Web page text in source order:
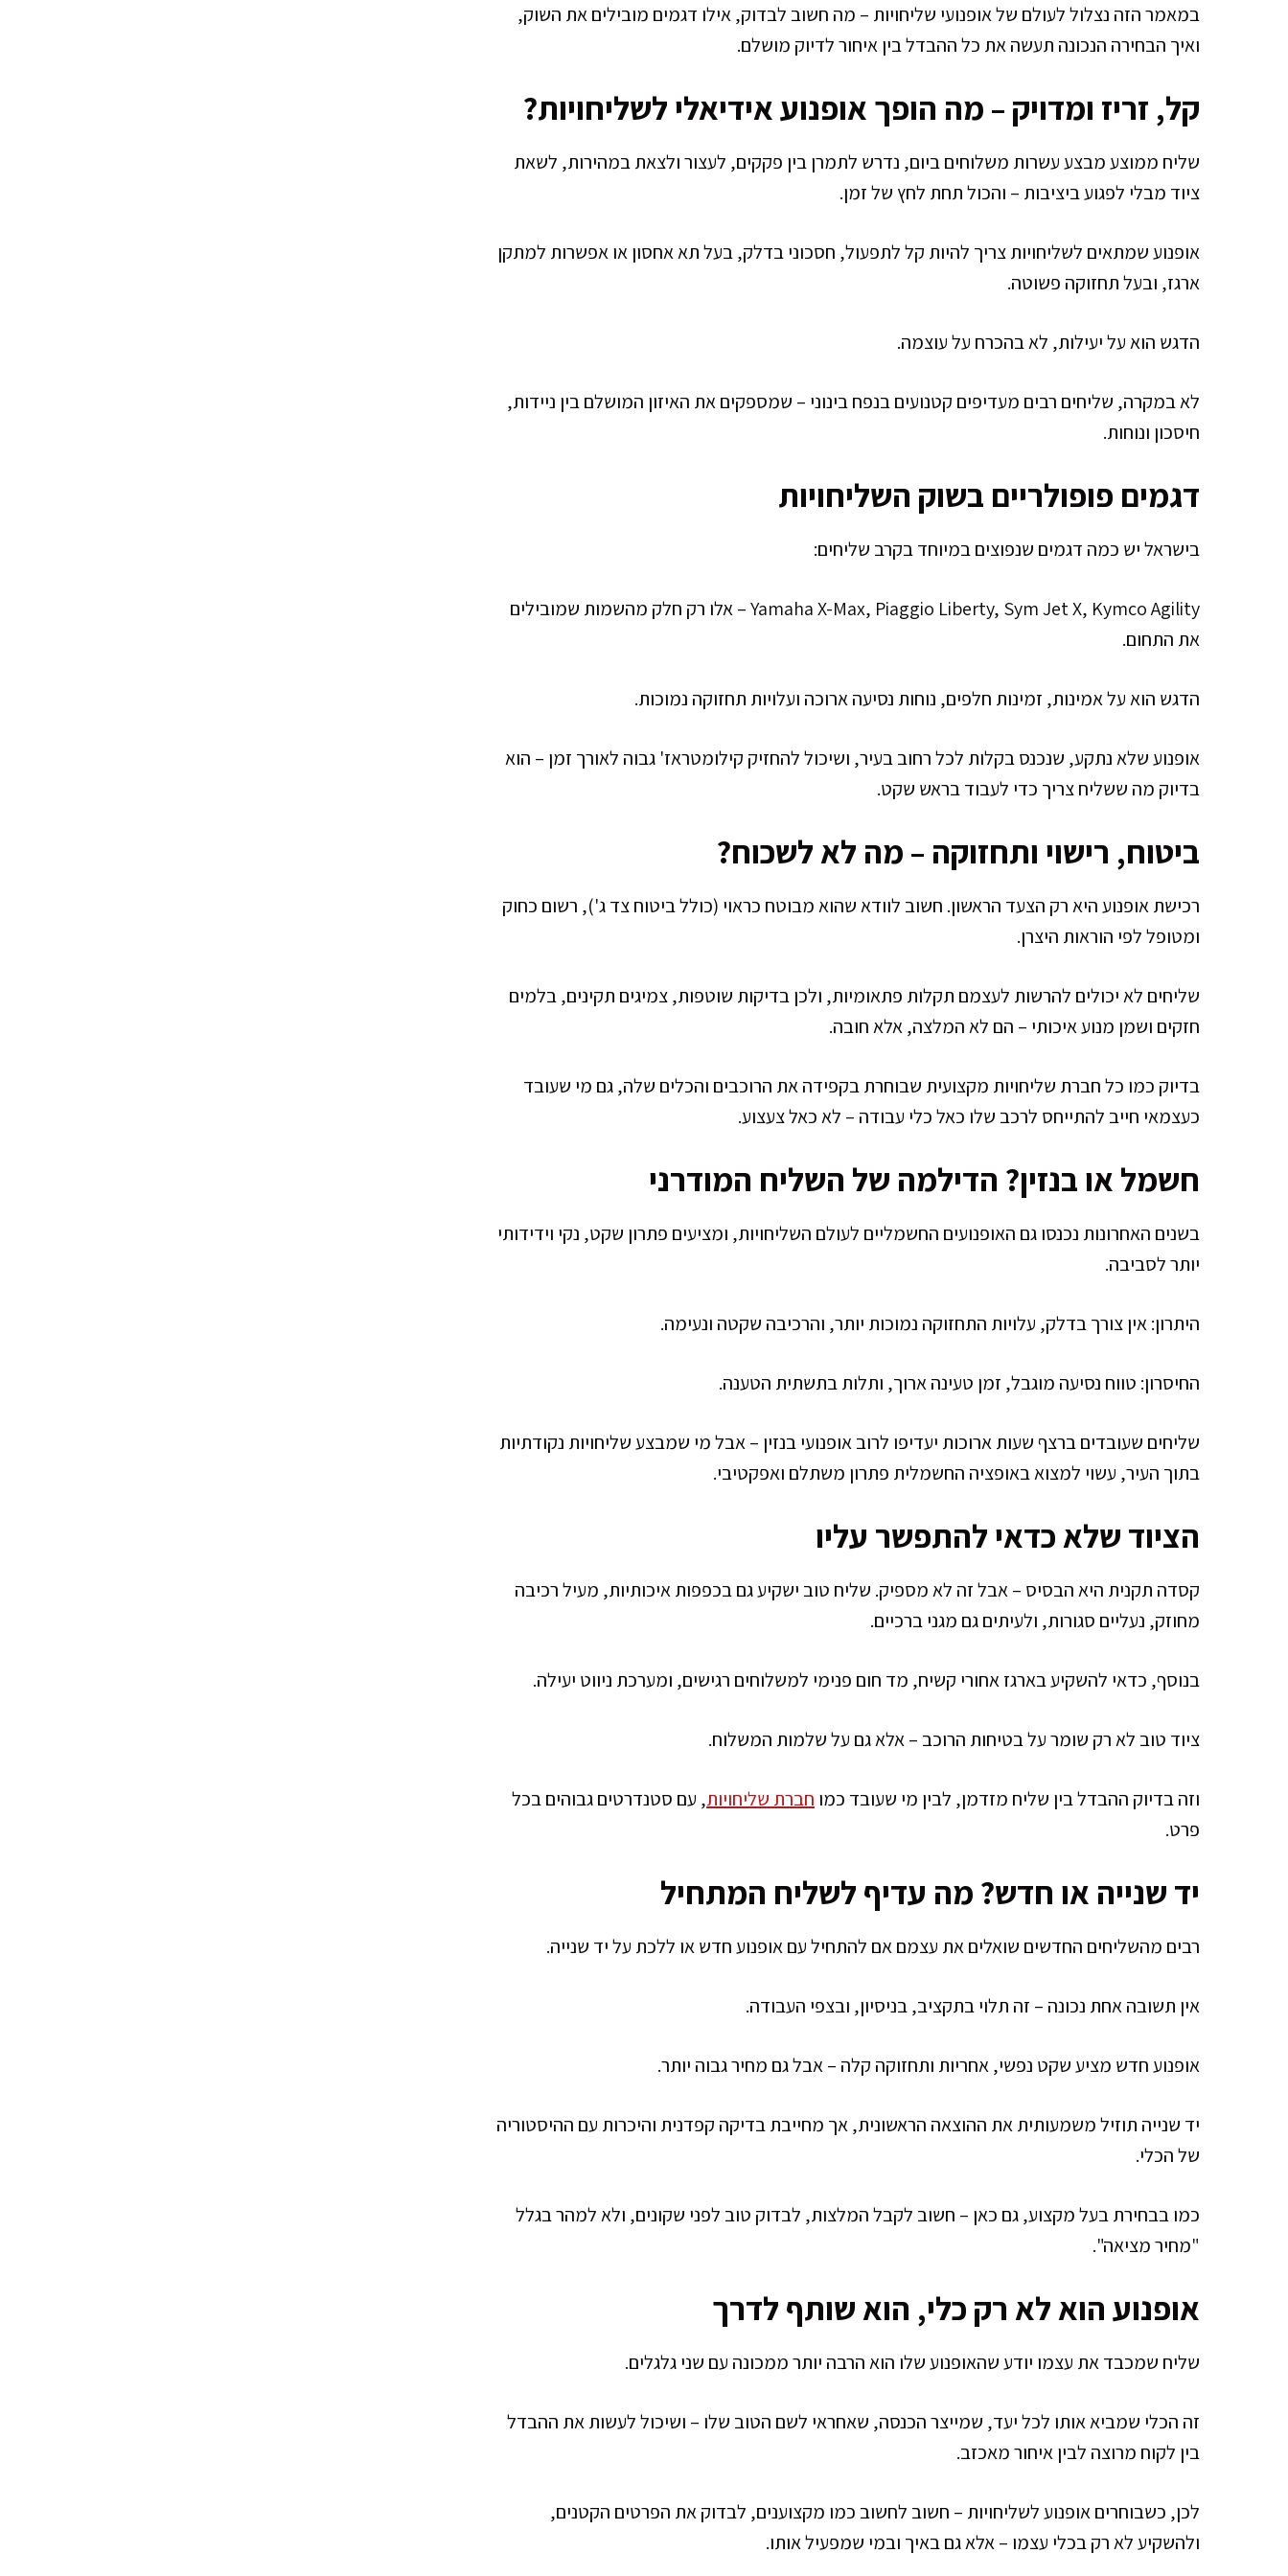
במאמר הזה נצלול לעולם של אופנועי שליחויות – מה חשוב לבדוק, אילו דגמים מובילים את השוק,
ואיך הבחירה הנכונה תעשה את כל ההבדל בין איחור לדיוק מושלם.
קל, זריז ומדויק – מה הופך אופנוע אידיאלי לשליחויות?
שליח ממוצע מבצע עשרות משלוחים ביום, נדרש לתמרן בין פקקים, לעצור ולצאת במהירות, לשאת
ציוד מבלי לפגוע ביציבות – והכול תחת לחץ של זמן.
אופנוע שמתאים לשליחויות צריך להיות קל לתפעול, חסכוני בדלק, בעל תא אחסון או אפשרות למתקן
ארגז, ובעל תחזוקה פשוטה.
הדגש הוא על יעילות, לא בהכרח על עוצמה.
לא במקרה, שליחים רבים מעדיפים קטנועים בנפח בינוני – שמספקים את האיזון המושלם בין ניידות,
חיסכון ונוחות.
דגמים פופולריים בשוק השליחויות
בישראל יש כמה דגמים שנפוצים במיוחד בקרב שליחים:
Yamaha X-Max, Piaggio Liberty, Sym Jet X, Kymco Agility – אלו רק חלק מהשמות שמובילים
את התחום.
הדגש הוא על אמינות, זמינות חלפים, נוחות נסיעה ארוכה ועלויות תחזוקה נמוכות.
אופנוע שלא נתקע, שנכנס בקלות לכל רחוב בעיר, ושיכול להחזיק קילומטראז' גבוה לאורך זמן – הוא
בדיוק מה ששליח צריך כדי לעבוד בראש שקט.
ביטוח, רישוי ותחזוקה – מה לא לשכוח?
רכישת אופנוע היא רק הצעד הראשון. חשוב לוודא שהוא מבוטח כראוי (כולל ביטוח צד ג'), רשום כחוק
ומטופל לפי הוראות היצרן.
שליחים לא יכולים להרשות לעצמם תקלות פתאומיות, ולכן בדיקות שוטפות, צמיגים תקינים, בלמים
חזקים ושמן מנוע איכותי – הם לא המלצה, אלא חובה.
בדיוק כמו כל חברת שליחויות מקצועית שבוחרת בקפידה את הרוכבים והכלים שלה, גם מי שעובד
כעצמאי חייב להתייחס לרכב שלו כאל כלי עבודה – לא כאל צעצוע.
חשמל או בנזין? הדילמה של השליח המודרני
בשנים האחרונות נכנסו גם האופנועים החשמליים לעולם השליחויות, ומציעים פתרון שקט, נקי וידידותי
יותר לסביבה.
היתרון: אין צורך בדלק, עלויות התחזוקה נמוכות יותר, והרכיבה שקטה ונעימה.
החיסרון: טווח נסיעה מוגבל, זמן טעינה ארוך, ותלות בתשתית הטענה.
שליחים שעובדים ברצף שעות ארוכות יעדיפו לרוב אופנועי בנזין – אבל מי שמבצע שליחויות נקודתיות
בתוך העיר, עשוי למצוא באופציה החשמלית פתרון משתלם ואפקטיבי.
הציוד שלא כדאי להתפשר עליו
קסדה תקנית היא הבסיס – אבל זה לא מספיק. שליח טוב ישקיע גם בכפפות איכותיות, מעיל רכיבה
מחוזק, נעליים סגורות, ולעיתים גם מגני ברכיים.
בנוסף, כדאי להשקיע בארגז אחורי קשיח, מד חום פנימי למשלוחים רגישים, ומערכת ניווט יעילה.
ציוד טוב לא רק שומר על בטיחות הרוכב – אלא גם על שלמות המשלוח.
וזה בדיוק ההבדל בין שליח מזדמן, לבין מי שעובד כמו חברת שליחויות, עם סטנדרטים גבוהים בכל
פרט.
יד שנייה או חדש? מה עדיף לשליח המתחיל
רבים מהשליחים החדשים שואלים את עצמם אם להתחיל עם אופנוע חדש או ללכת על יד שנייה.
אין תשובה אחת נכונה – זה תלוי בתקציב, בניסיון, ובצפי העבודה.
אופנוע חדש מציע שקט נפשי, אחריות ותחזוקה קלה – אבל גם מחיר גבוה יותר.
יד שנייה תוזיל משמעותית את ההוצאה הראשונית, אך מחייבת בדיקה קפדנית והיכרות עם ההיסטוריה
של הכלי.
כמו בבחירת בעל מקצוע, גם כאן – חשוב לקבל המלצות, לבדוק טוב לפני שקונים, ולא למהר בגלל
"מחיר מציאה".
אופנוע הוא לא רק כלי, הוא שותף לדרך
שליח שמכבד את עצמו יודע שהאופנוע שלו הוא הרבה יותר ממכונה עם שני גלגלים.
זה הכלי שמביא אותו לכל יעד, שמייצר הכנסה, שאחראי לשם הטוב שלו – ושיכול לעשות את ההבדל
בין לקוח מרוצה לבין איחור מאכזב.
לכן, כשבוחרים אופנוע לשליחויות – חשוב לחשוב כמו מקצוענים, לבדוק את הפרטים הקטנים,
ולהשקיע לא רק בכלי עצמו – אלא גם באיך ובמי שמפעיל אותו.